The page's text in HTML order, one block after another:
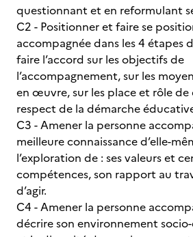
questionnant et en reformulant
C2 - Positionner et faire se
accompagnée dans les 4 étapes
faire l’accord sur les objectifs de
l’accompagnement, sur les
en œuvre, sur les place et rôle de
respect de la démarche
C3 - Amener la personne
meilleure connaissance d’elle-
l’exploration de : ses valeurs et
compétences, son rapport au
d’agir.
C4 - Amener la personne
décrire son environnement